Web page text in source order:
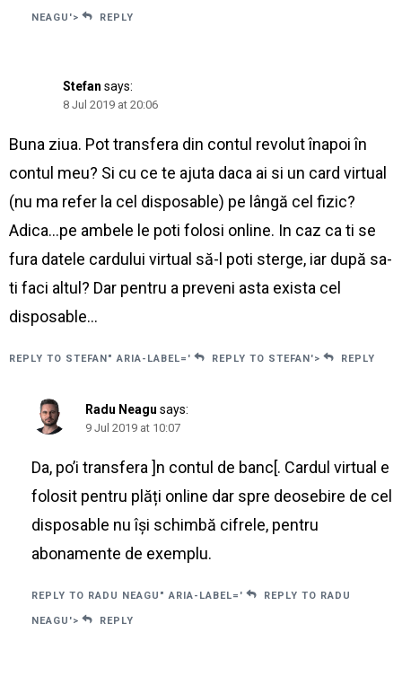
NEAGU'> REPLY
Stefan says:
8 Jul 2019 at 20:06
Buna ziua. Pot transfera din contul revolut înapoi în
contul meu? Si cu ce te ajuta daca ai si un card virtual
(nu ma refer la cel disposable) pe lângă cel fizic?
Adica…pe ambele le poti folosi online. In caz ca ti se
fura datele cardului virtual să-l poti sterge, iar după sa-
ti faci altul? Dar pentru a preveni asta exista cel
disposable…
REPLY TO STEFAN" ARIA-LABEL=' REPLY TO STEFAN'> REPLY
Radu Neagu says:
9 Jul 2019 at 10:07
Da, po’i transfera ]n contul de banc[. Cardul virtual e
folosit pentru plăți online dar spre deosebire de cel
disposable nu își schimbă cifrele, pentru
abonamente de exemplu.
REPLY TO RADU NEAGU" ARIA-LABEL=' REPLY TO RADU
NEAGU'> REPLY